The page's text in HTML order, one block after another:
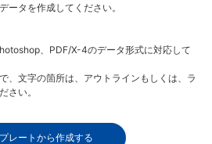
ータを作成してください。
、PDF/X-4のデータ形式に対応して
、文字の箇所は、アウトラインもしくは、ラ
さい。
レートから作成する